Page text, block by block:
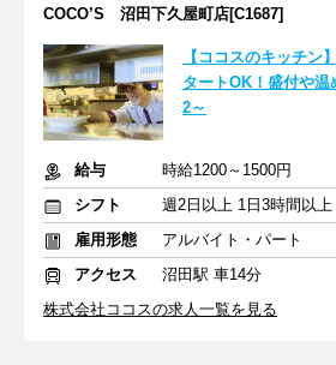
COCO’S 沼田下久屋町店[C1687]
【ココスのキッチン
タートOK！盛付や
2～
給与
時給1200～1500円
シフト
週2日以上 1日3時間以上
雇用形態
アルバイト・パート
アクセス
沼田駅 車14分
株式会社ココスの求人一覧を見る